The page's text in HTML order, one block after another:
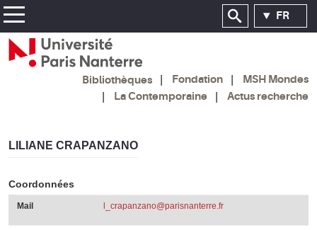
FR
Bibliothèques Fondation
MSH Mondes
La Contemporaine
Actus recherche
LILIANE CRAPANZANO
Coordonnées
Mail l_crapanzano@parisnanterre.fr